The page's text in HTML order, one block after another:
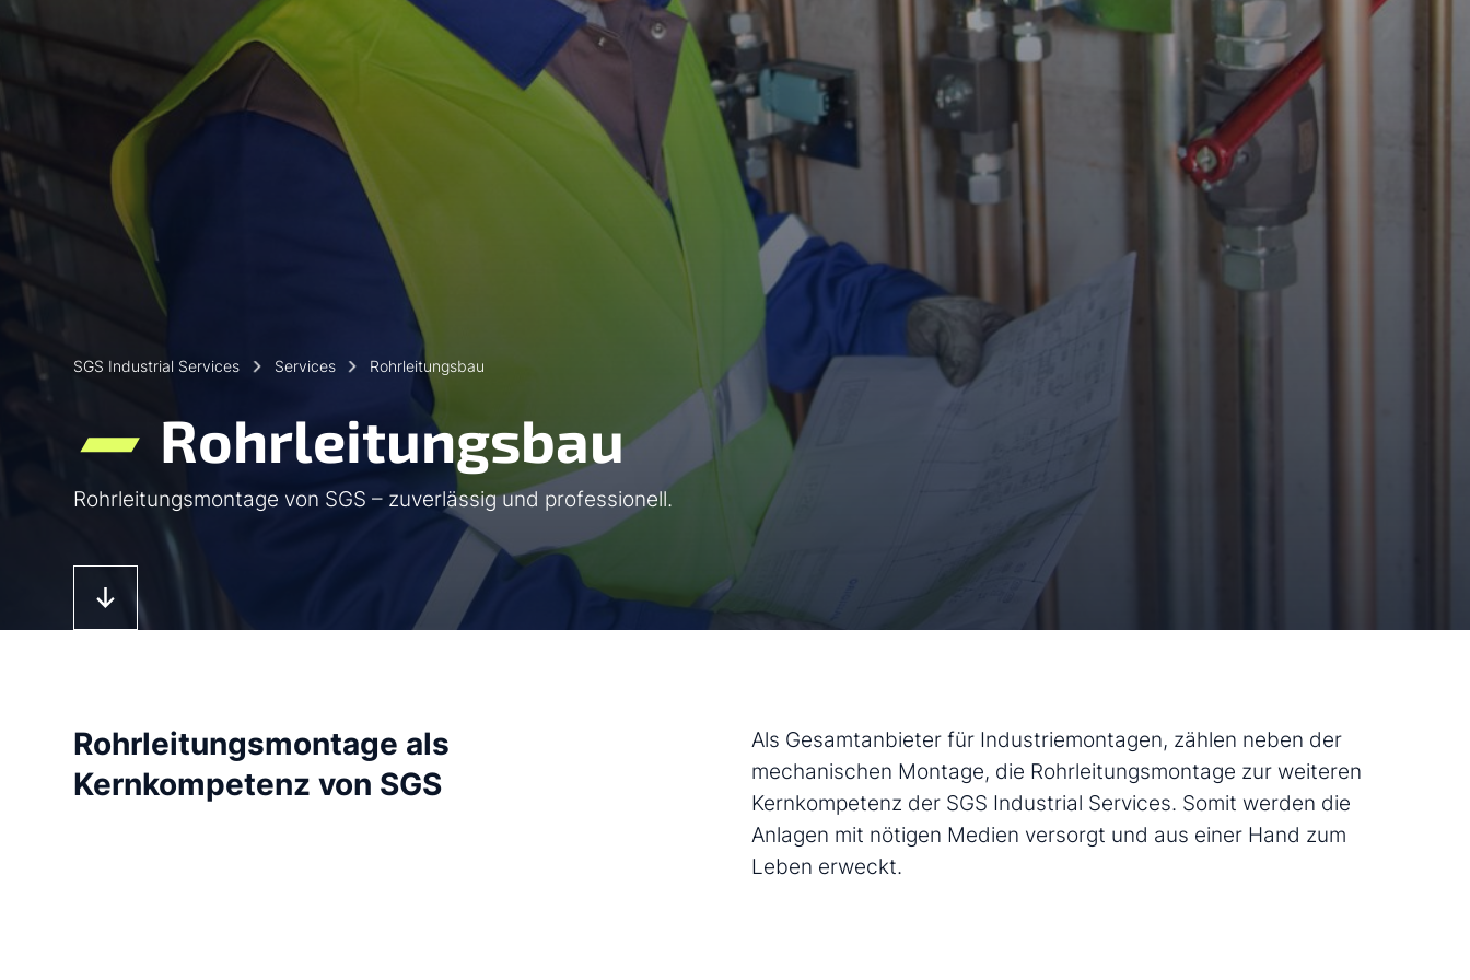
SGS Industrial Services Services Rohrleitungsbau
Rohrleitungsbau
Rohrleitungsmontage von SGS – zuverlässig und professionell.
Rohrleitungsmontage als
Kernkompetenz von SGS
Als Gesamtanbieter für Industriemontagen, zählen neben der
mechanischen Montage, die Rohrleitungsmontage zur weiteren
Kernkompetenz der SGS Industrial Services. Somit werden die
Anlagen mit nötigen Medien versorgt und aus einer Hand zum
Leben erweckt.